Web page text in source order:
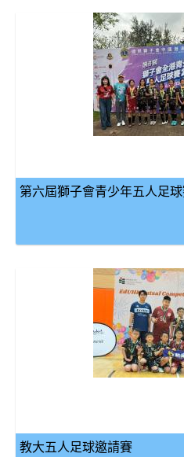
第六屆獅子會青少年五人足
教大五人足球邀請賽